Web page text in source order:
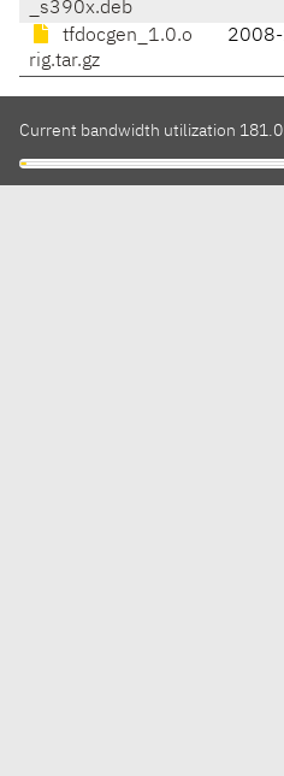
_s390x.deb
tfdocgen_1.0.o
rig.tar.gz
Current bandwidth utilization